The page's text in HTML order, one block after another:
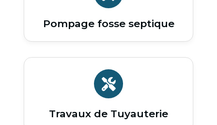
Pompage fosse septique
Travaux de Tuyauterie